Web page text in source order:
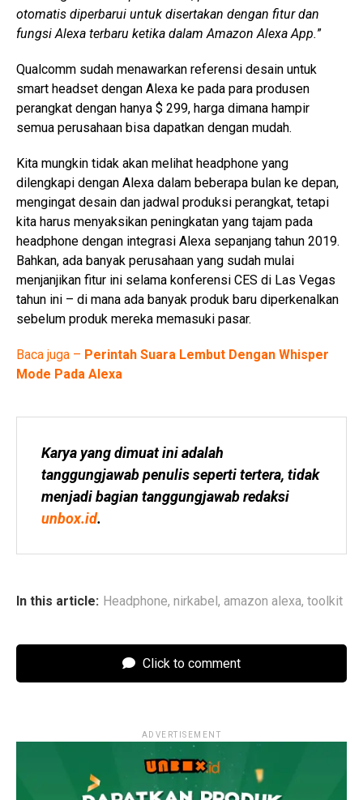
otomatis diperbarui untuk disertakan dengan fitur dan
fungsi Alexa terbaru ketika dalam Amazon Alexa App.”
Qualcomm sudah menawarkan referensi desain untuk
smart headset dengan Alexa ke pada para produsen
perangkat dengan hanya $ 299, harga dimana hampir
semua perusahaan bisa dapatkan dengan mudah.
Kita mungkin tidak akan melihat headphone yang
dilengkapi dengan Alexa dalam beberapa bulan ke depan,
mengingat desain dan jadwal produksi perangkat, tetapi
kita harus menyaksikan peningkatan yang tajam pada
headphone dengan integrasi Alexa sepanjang tahun 2019.
Bahkan, ada banyak perusahaan yang sudah mulai
menjanjikan fitur ini selama konferensi CES di Las Vegas
tahun ini – di mana ada banyak produk baru diperkenalkan
sebelum produk mereka memasuki pasar.
Baca juga – Perintah Suara Lembut Dengan Whisper
Mode Pada Alexa
Karya yang dimuat ini adalah
tanggungjawab penulis seperti tertera, tidak
unbox.id.
In this article: Headphone, nirkabel, amazon alexa, toolkit
Click to comment
ADVERTISEMENT